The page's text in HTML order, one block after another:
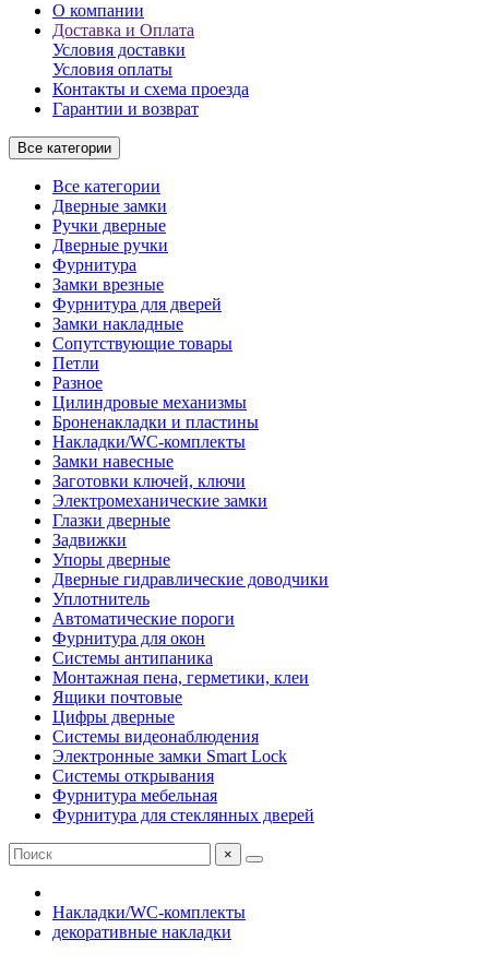
О компании
Доставка и Оплата
Условия доставки
Условия оплаты
Контакты и схема проезда
Гарантии и возврат
Все категории
Все категории
Дверные замки
Ручки дверные
Дверные ручки
Фурнитура
Замки врезные
Фурнитура для дверей
Замки накладные
Сопутствующие товары
Петли
Разное
Цилиндровые механизмы
Броненакладки и пластины
Накладки/WC-комплекты
Замки навесные
Заготовки ключей, ключи
Электромеханические замки
Глазки дверные
Задвижки
Упоры дверные
Дверные гидравлические доводчики
Уплотнитель
Автоматические пороги
Фурнитура для окон
Системы антипаника
Монтажная пена, герметики, клеи
Ящики почтовые
Цифры дверные
Системы видеонаблюдения
Электронные замки Smart Lock
Системы открывания
Фурнитура мебельная
Фурнитура для стеклянных дверей
×
Накладки/WC-комплекты
декоративные накладки